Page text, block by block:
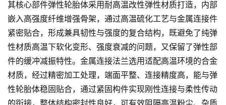
其核心部件弹性轮胎体采用耐高温改性弹性材质打造，内部
嵌入高强度纤维增强骨架，通过高温硫化工艺与金属连接件
紧密贴合，形成兼具韧性与强度的复合结构，既避免了纯弹
性材质高温下软化变形、强度衰减的问题，又保留了弹性部
件的缓冲减振特性。金属连接法兰选用适配高温环境的合金
材质，经过精密加工处理，端面平整、连接精度高，能与弹
性轮胎体稳固贴合，通过紧固构件实现刚性连接与柔性传动